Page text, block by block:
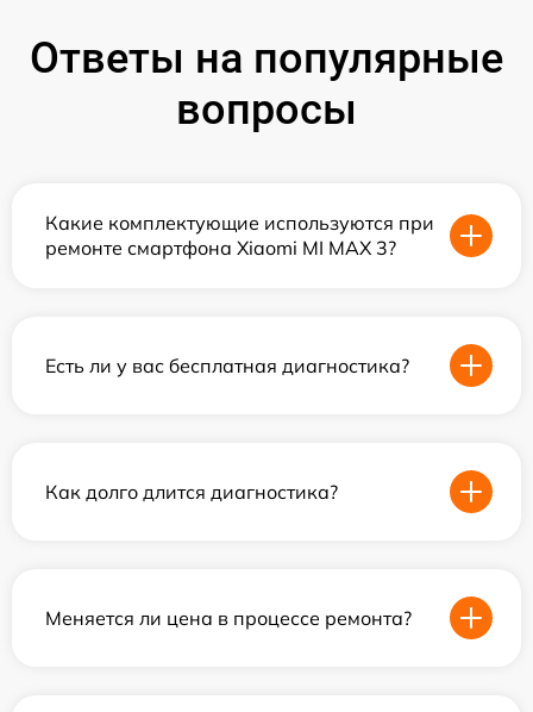
Ответы на популярные
вопросы
Какие комплектующие используются при
ремонте смартфона Xiaomi MI MAX 3?
Есть ли у вас бесплатная диагностика?
Как долго длится диагностика?
Меняется ли цена в процессе ремонта?